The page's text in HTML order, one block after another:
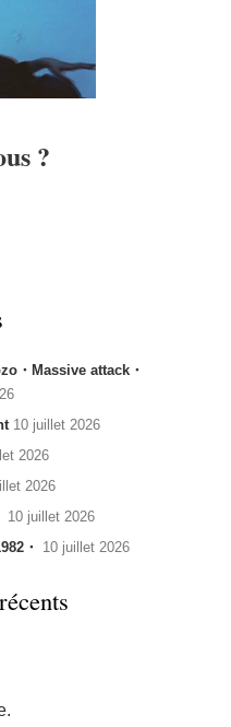
?
・Massive attack・
10 juillet 2026
2026
2026
10 juillet 2026
・ 10 juillet 2026